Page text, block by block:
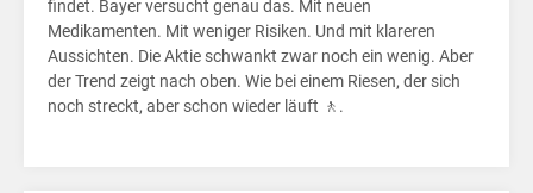
findet. Bayer versucht genau das. Mit neuen
Medikamenten. Mit weniger Risiken. Und mit klareren
Aussichten. Die Aktie schwankt zwar noch ein wenig. Aber
der Trend zeigt nach oben. Wie bei einem Riesen, der sich
noch streckt, aber schon wieder läuft 🚶.